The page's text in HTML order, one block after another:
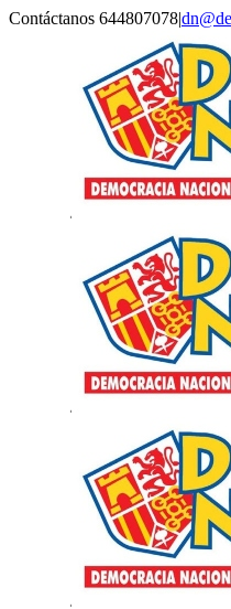
Saltar
Contáctanos 644807078|